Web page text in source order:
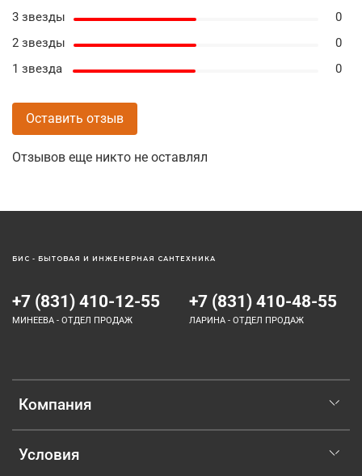
Отзывов еще никто не оставлял
3 звезды
0
2 звезды
0
1 звезда
0
Оставить отзыв
Компания
Условия
+7 (831) 410-12-55
МИНЕЕВА - ОТДЕЛ ПРОДАЖ
+7 (831) 410-48-55
ЛАРИНА - ОТДЕЛ ПРОДАЖ
БИС - БЫТОВАЯ И ИНЖЕНЕРНАЯ САНТЕХНИКА